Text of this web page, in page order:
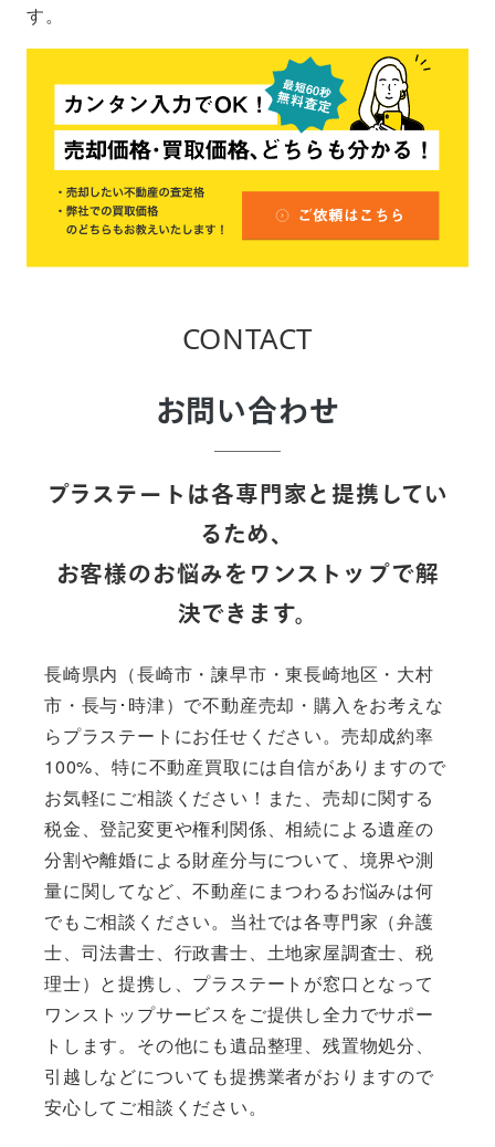
す。
CONTACT
お問い合わせ
プラステートは各専門家と提携してい
るため、
お客様のお悩みをワンストップで解
決できます。
長崎県内（長崎市・諫早市・東長崎地区・大村
市・長与･時津）で不動産売却・購入をお考えな
らプラステートにお任せください。売却成約率
100%、特に不動産買取には自信がありますので
お気軽にご相談ください！また、売却に関する
税金、登記変更や権利関係、相続による遺産の
分割や離婚による財産分与について、境界や測
量に関してなど、不動産にまつわるお悩みは何
でもご相談ください。当社では各専門家（弁護
士、司法書士、行政書士、土地家屋調査士、税
理士）と提携し、プラステートが窓口となって
ワンストップサービスをご提供し全力でサポー
トします。その他にも遺品整理、残置物処分、
引越しなどについても提携業者がおりますので
安心してご相談ください。